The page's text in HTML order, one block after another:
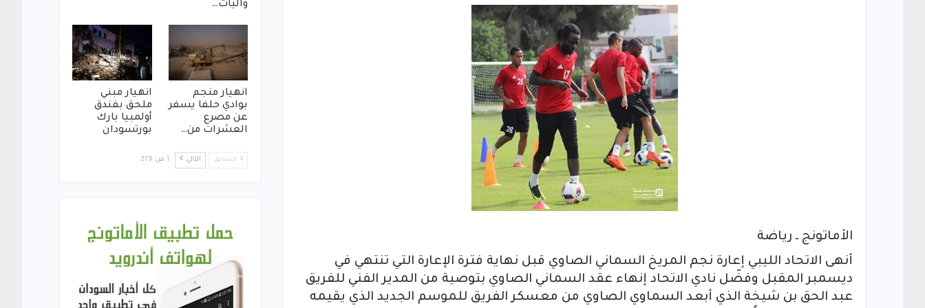
الأماتونج ـ رياضة
أنهى الاتحاد الليبي إعارة نجم المريخ السماني الصاوي قبل نهاية فترة الإعارة التي تنتهي في
ديسمبر المقبل وفضّل نادي الاتحاد إنهاء عقد السماني الصاوي بتوصية من المدير الفني للفريق
عبد الحق بن شيخة الذي أبعد السماوي الصاوي من معسكر الفريق للموسم الجديد الذي يقيمه
واليات…
انهيار منجم
بوادي حلفا يسفر
عن مصرع
العشرات من…
انهيار مبني
ملحق بفندق
أولمبيا بارك
بورتسودان
السابق التالي 1 من 279